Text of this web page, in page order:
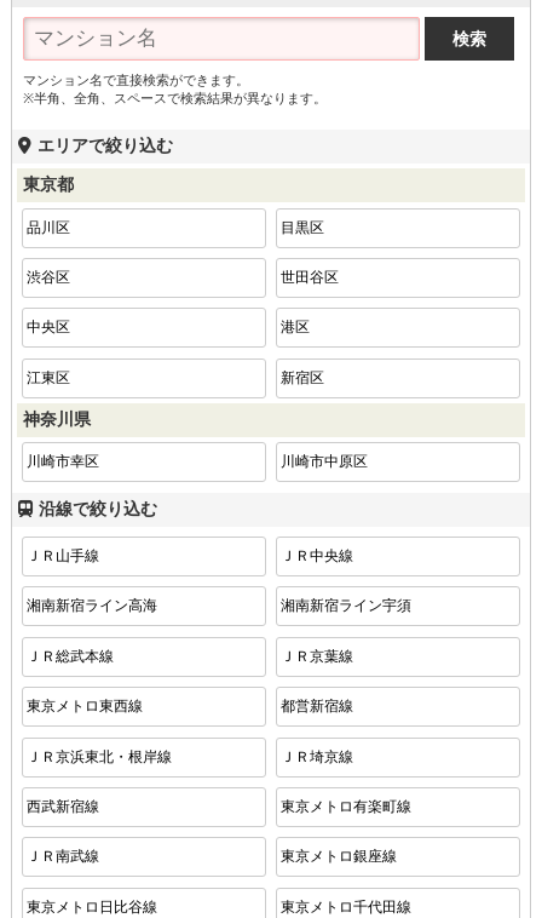
マンション名で直接検索ができます。
※半角、全角、スペースで検索結果が異なります。
エリアで絞り込む
東京都
品川区 目黒区
渋谷区 世田谷区
中央区 港区
江東区 新宿区
神奈川県
川崎市幸区 川崎市中原区
沿線で絞り込む
ＪＲ山手線 ＪＲ中央線
湘南新宿ライン高海 湘南新宿ライン宇須
ＪＲ総武本線 ＪＲ京葉線
東京メトロ東西線 都営新宿線
ＪＲ京浜東北・根岸線 ＪＲ埼京線
西武新宿線 東京メトロ有楽町線
ＪＲ南武線 東京メトロ銀座線
東京メトロ日比谷線 東京メトロ千代田線